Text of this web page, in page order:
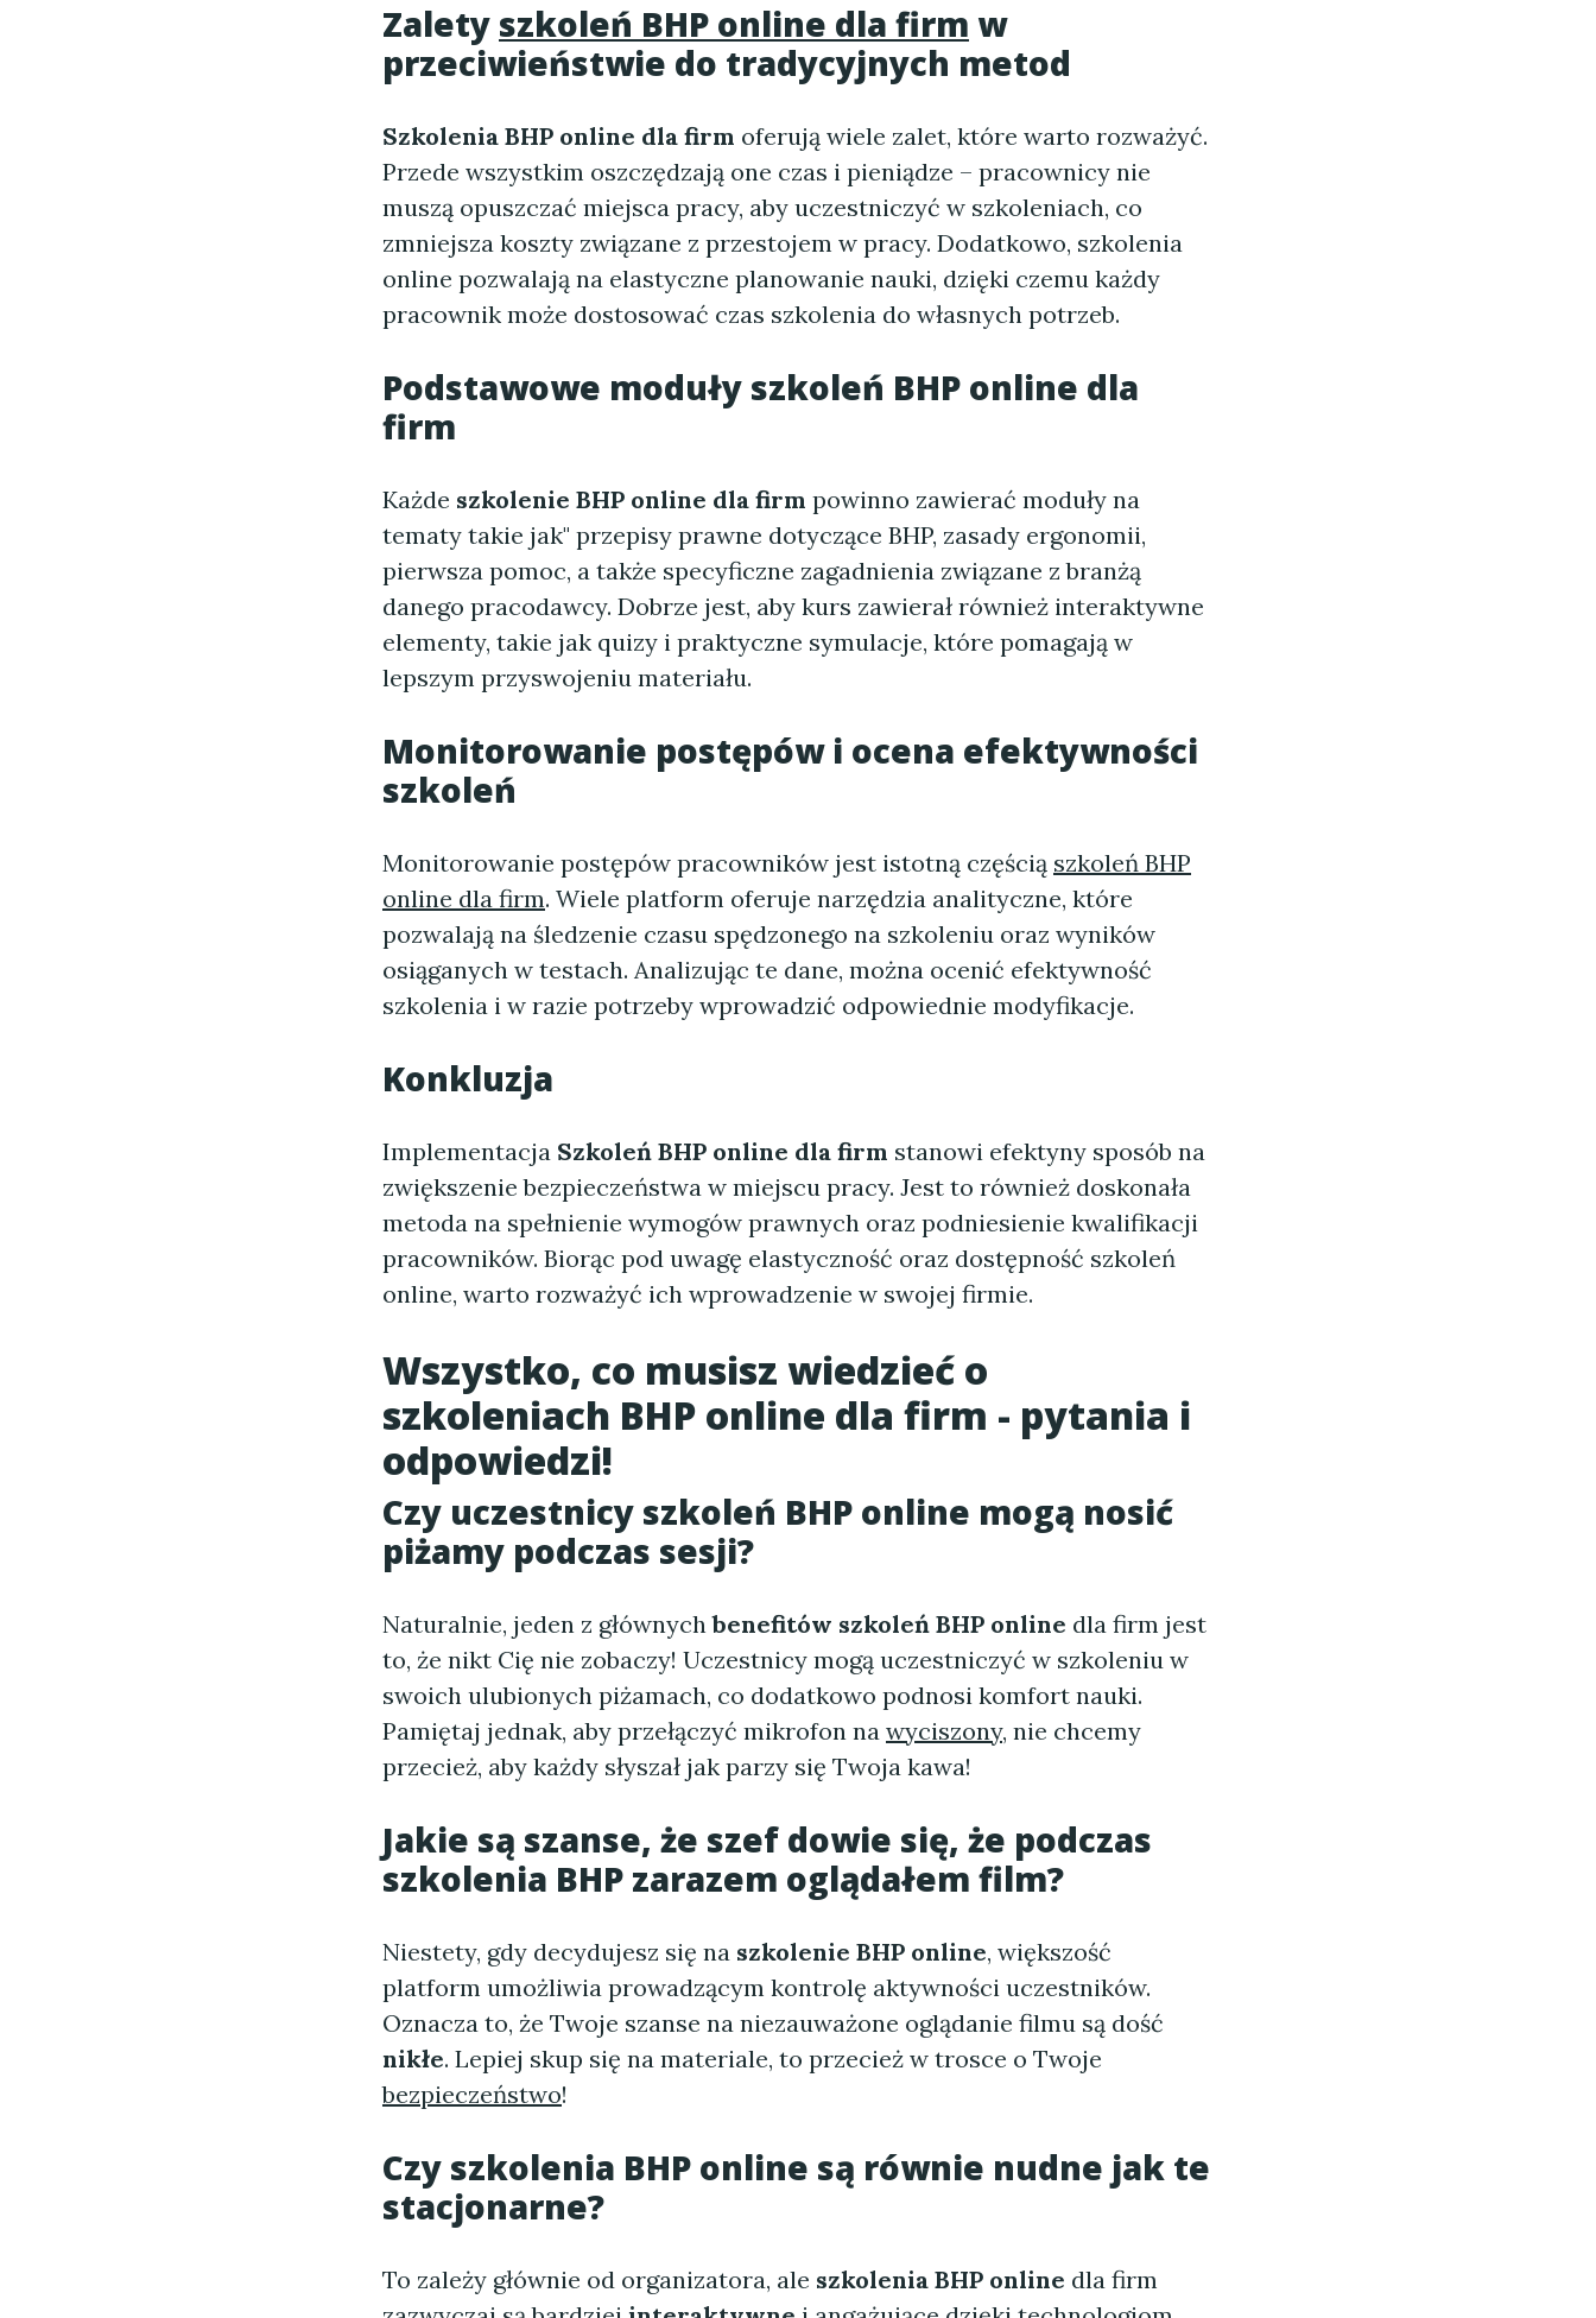
Zalety szkoleń BHP online dla firm w
przeciwieństwie do tradycyjnych metod
Szkolenia BHP online dla firm oferują wiele zalet, które warto rozważyć.
Przede wszystkim oszczędzają one czas i pieniądze – pracownicy nie
muszą opuszczać miejsca pracy, aby uczestniczyć w szkoleniach, co
zmniejsza koszty związane z przestojem w pracy. Dodatkowo, szkolenia
online pozwalają na elastyczne planowanie nauki, dzięki czemu każdy
pracownik może dostosować czas szkolenia do własnych potrzeb.
Podstawowe moduły szkoleń BHP online dla
firm
Każde szkolenie BHP online dla firm powinno zawierać moduły na
tematy takie jak" przepisy prawne dotyczące BHP, zasady ergonomii,
pierwsza pomoc, a także specyficzne zagadnienia związane z branżą
danego pracodawcy. Dobrze jest, aby kurs zawierał również interaktywne
elementy, takie jak quizy i praktyczne symulacje, które pomagają w
lepszym przyswojeniu materiału.
Monitorowanie postępów i ocena efektywności
szkoleń
Monitorowanie postępów pracowników jest istotną częścią szkoleń BHP
online dla firm. Wiele platform oferuje narzędzia analityczne, które
pozwalają na śledzenie czasu spędzonego na szkoleniu oraz wyników
osiąganych w testach. Analizując te dane, można ocenić efektywność
szkolenia i w razie potrzeby wprowadzić odpowiednie modyfikacje.
Konkluzja
Implementacja Szkoleń BHP online dla firm stanowi efektyny sposób na
zwiększenie bezpieczeństwa w miejscu pracy. Jest to również doskonała
metoda na spełnienie wymogów prawnych oraz podniesienie kwalifikacji
pracowników. Biorąc pod uwagę elastyczność oraz dostępność szkoleń
online, warto rozważyć ich wprowadzenie w swojej firmie.
Wszystko, co musisz wiedzieć o
szkoleniach BHP online dla firm - pytania i
odpowiedzi!
Czy uczestnicy szkoleń BHP online mogą nosić
piżamy podczas sesji?
Naturalnie, jeden z głównychbenefitów szkoleń BHP online dla firm jest
to, że nikt Cię nie zobaczy! Uczestnicy mogą uczestniczyć w szkoleniu w
swoich ulubionych piżamach, co dodatkowo podnosi komfort nauki.
Pamiętaj jednak, aby przełączyć mikrofon na wyciszony, nie chcemy
przecież, aby każdy słyszał jak parzy się Twoja kawa!
Jakie są szanse, że szef dowie się, że podczas
szkolenia BHP zarazem oglądałem film?
Niestety, gdy decydujesz się na szkolenie BHP online, większość
platform umożliwia prowadzącym kontrolę aktywności uczestników.
Oznacza to, że Twoje szanse na niezauważone oglądanie filmu są dość
nikłe. Lepiej skup się na materiale, to przecież w trosce o Twoje
bezpieczeństwo!
Czy szkolenia BHP online są równie nudne jak te
stacjonarne?
To zależy głównie od organizatora, ale szkolenia BHP online dla firm